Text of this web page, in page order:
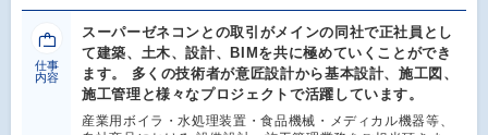
仕事
内容
スーパーゼネコンとの取引がメインの同社で正社員とし
て建築、土木、設計、BIMを共に極めていくことができ
ます。 多くの技術者が意匠設計から基本設計、施工図、
施工管理と様々なプロジェクトで活躍しています。
産業用ボイラ・水処理装置・食品機械・メディカル機器等、